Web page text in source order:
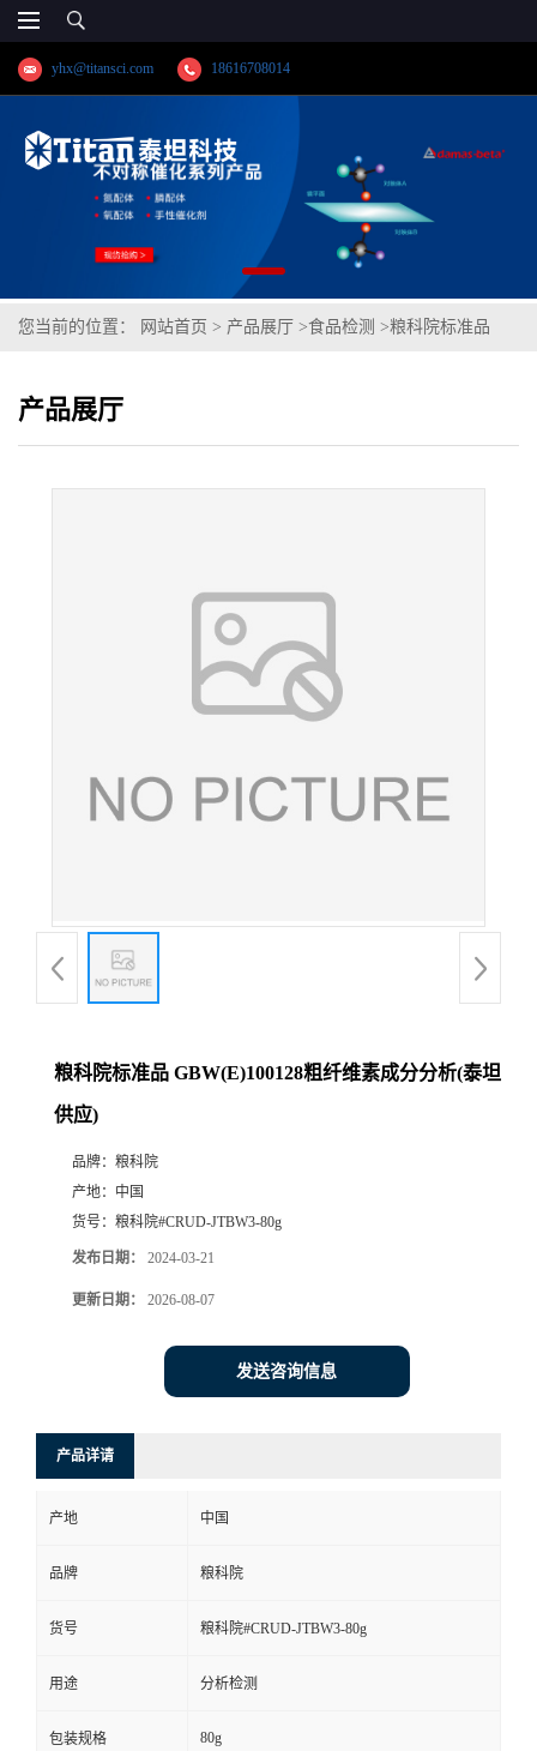
yhx@titansci.com 18616708014
您当前的位置： 网站首页 > 产品展厅 >食品检测 >粮科院标准品
产品展厅
粮科院标准品 GBW(E)100128粗纤维素成分分析(泰坦
供应)
品牌： 粮科院
产地： 中国
货号： 粮科院#CRUD-JTBW3-80g
发布日期： 2024-03-21
更新日期： 2026-08-07
发送咨询信息
产品详请
产地 中国
品牌 粮科院
货号 粮科院#CRUD-JTBW3-80g
用途 分析检测
包装规格 80g